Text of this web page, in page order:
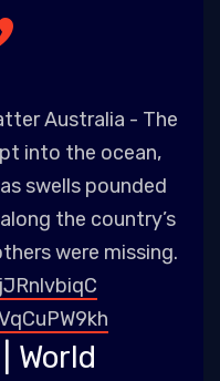
Australia - The
into the ocean,
swells pounded
the country’s
were missing.
World